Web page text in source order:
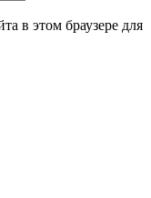
в этом браузере для